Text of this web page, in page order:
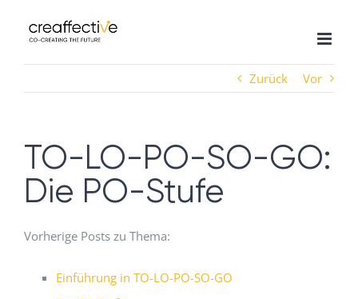
Inhalt
springen
Zurück
Vor
TO-LO-PO-SO-GO:
Die PO-Stufe
Vorherige Posts zu Thema:
Einführung in TO-LO-PO-SO-GO